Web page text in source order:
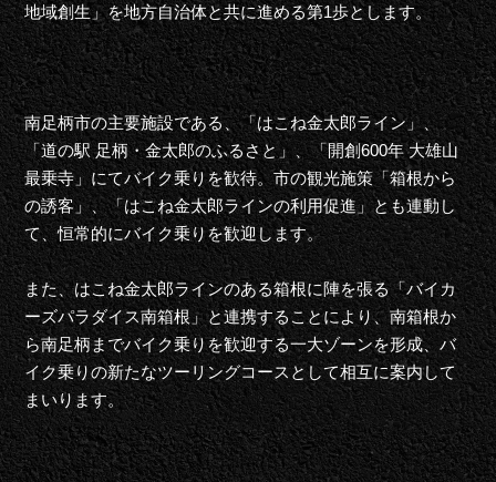
地域創生」を地方自治体と共に進める第1歩とします。
南足柄市の主要施設である、「はこね金太郎ライン」、
「道の駅 足柄・金太郎のふるさと」、「開創600年 大雄山
最乗寺」にてバイク乗りを歓待。市の観光施策「箱根から
の誘客」、「はこね金太郎ラインの利用促進」とも連動し
て、恒常的にバイク乗りを歓迎します。
また、はこね金太郎ラインのある箱根に陣を張る「バイカ
ーズパラダイス南箱根」と連携することにより、南箱根か
ら南足柄までバイク乗りを歓迎する一大ゾーンを形成、バ
イク乗りの新たなツーリングコースとして相互に案内して
まいります。